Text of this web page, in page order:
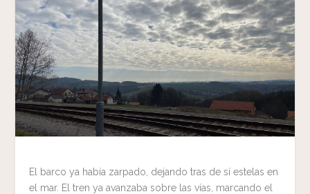
El barco ya había zarpado, dejando tras de sí estelas en
el mar. El tren ya avanzaba sobre las vías, marcando el